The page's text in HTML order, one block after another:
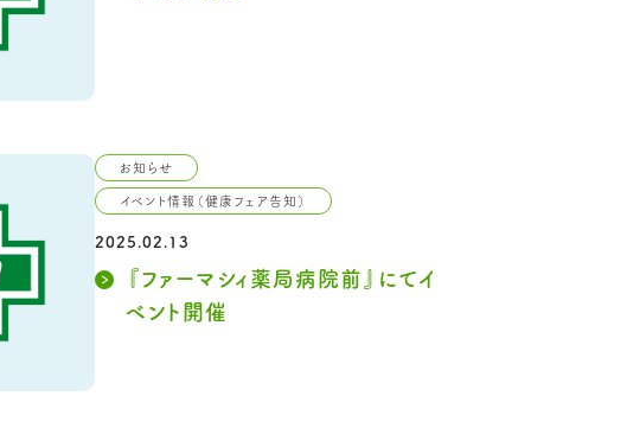
お知らせ
イベント情報（健康フェア告知）
2025.02.13
『ファーマシィ薬局病院前』にてイ
ベント開催